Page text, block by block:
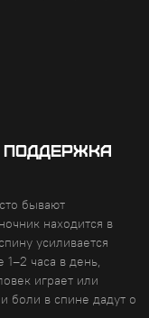
бывают
находится в
усиливается
часа в день,
играет или
боли в спине дадут о